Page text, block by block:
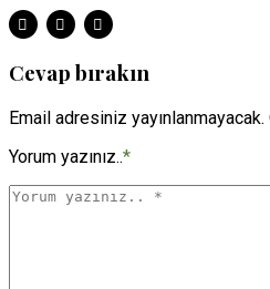
Cevap bırakın
Email adresiniz
Yorum yazınız..*